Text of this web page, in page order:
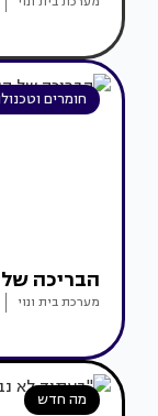
חומרים
הבריכה
מערכת בית ונוי
מה חדש